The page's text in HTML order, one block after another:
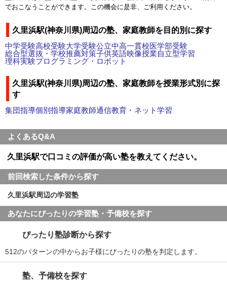
でおこなうことができます。この機会に是非、ご利用ください。
久里浜駅(神奈川県)周辺の塾、家庭教師を目的別に探す
中学受験高校受験大学受験公立中高一貫校医学部受験
総合型選抜・学校推薦対策子供英語映像授業自立型学習
理科実験プログラミング・ロボット
久里浜駅(神奈川県)周辺の塾、家庭教師を授業形式別に探
す
集団指導個別指導家庭教師通信教育・ネット学習
よくあるQ&A
久里浜駅で口コミの評価が高い塾を教えてください。
前回検索した条件から探す
久里浜駅周辺の学習塾
あなたにぴったりの学習塾・予備校を探す
ぴったり塾診断から探す
512のパターンの中からお子様にぴったりの塾を判定します。
塾、予備校を探す